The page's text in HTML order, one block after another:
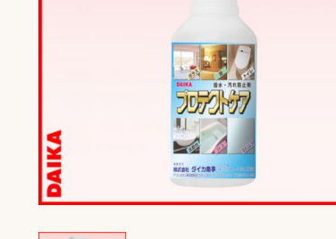
樹脂ワックス(一般製品)
ドライメンテナンス用樹
脂仕上げ剤
水性・半樹脂製品
油性ワックス
特殊用途製品
ニュートラ フロアケアシ
天然石材用・テラゾー・
コンクリート用
木床用ワックス
床用クリーナー
植物油用クリーナー
鉱物油用クリーナー
樹脂ワックス
水性・半樹脂製品
特殊用途製品
ドライメンテナンス用樹
脂ワックス
クリーナー製品
ハクリ剤
石材床用商品
木床用商品
日常管理商品